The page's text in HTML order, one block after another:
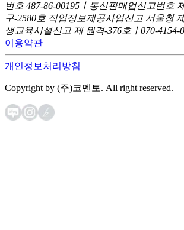
번호 487-86-00195ㅣ통신판매업신고번호
구-2580호 직업정보제공사업신고 서울청
생교육시설신고 제 원격-376호ㅣ070-4154-
이용약관
개인정보처리방침
Copyright by (주)코멘토. All right reserved.